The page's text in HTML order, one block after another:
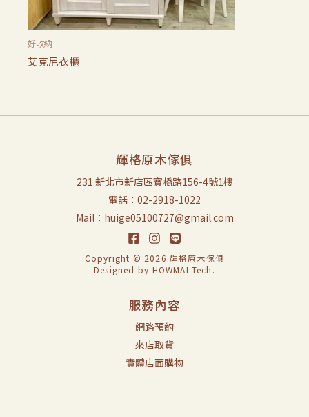
好收納
艾克尼衣櫃
輝格原木傢俱
231 新北市新店區寶橋路156-4號1樓
電話：02-2918-1022
Mail：huige05100727@gmail.com
Copyright © 2026 輝格原木傢俱
Designed by HOWMAI Tech .
服務內容
網路預約
來店取貨
實體店面購物